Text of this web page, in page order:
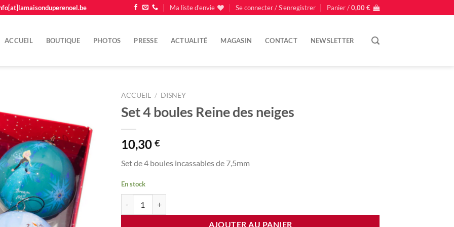
Ma liste d'envie Se connecter / S’enregistrer Panier /0,00€
ACCUEIL BOUTIQUE PHOTOS PRESSE ACTUALITÉ MAGASIN CONTACT NEWSLETTER
à la
liste
d'envie
ACCUEIL / DISNEY
Set 4 boules Reine des neiges
10,30 €
Set de 4 boules incassables de 7,5mm
En stock
AJOUTER AU PANIER